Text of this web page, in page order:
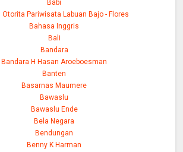
Babi
Otorita Pariwisata Labuan Bajo - Flores
Bahasa Inggris
Bali
Bandara
Bandara H Hasan Aroeboesman
Banten
Basarnas Maumere
Bawaslu
Bawaslu Ende
Bela Negara
Bendungan
Benny K Harman